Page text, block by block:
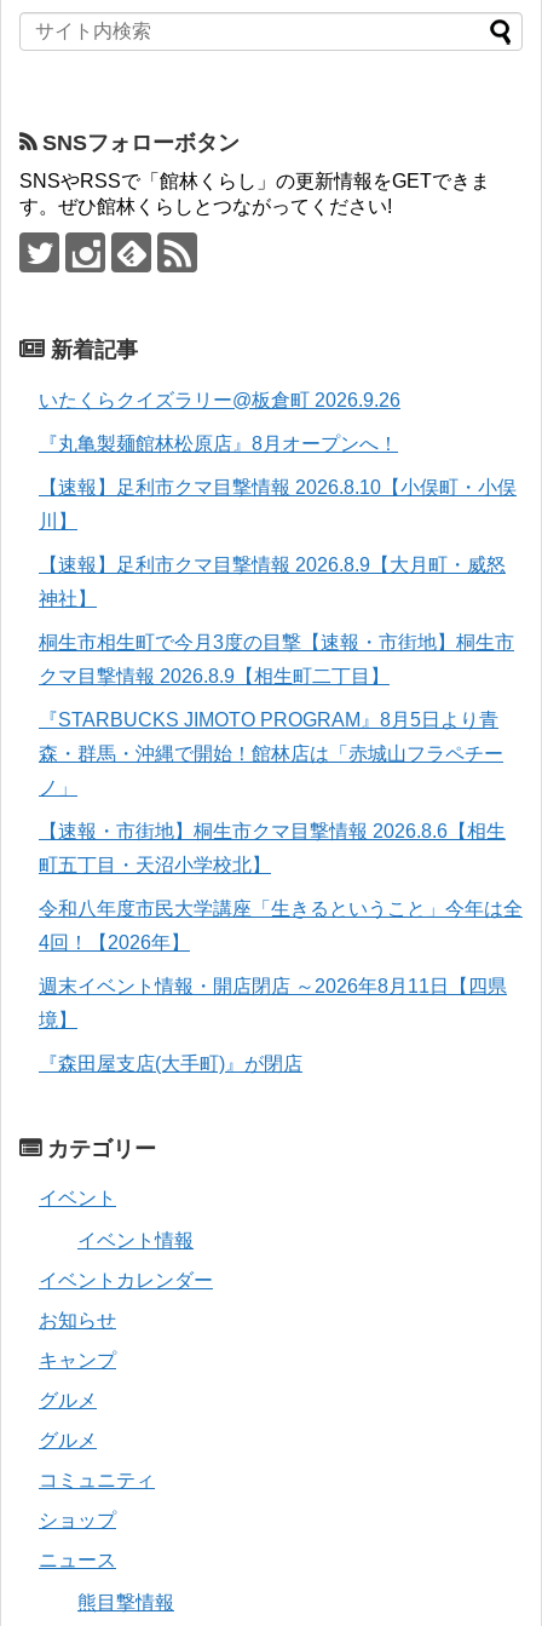
SNSフォローボタン
SNSやRSSで「館林くらし」の更新情報をGETできま
す。ぜひ館林くらしとつながってください!
新着記事
いたくらクイズラリー@板倉町 2026.9.26
『丸亀製麺館林松原店』8月オープンへ！
【速報】足利市クマ目撃情報 2026.8.10【小俣町・小俣
川】
【速報】足利市クマ目撃情報 2026.8.9【大月町・威怒
神社】
桐生市相生町で今月3度の目撃【速報・市街地】桐生市
クマ目撃情報 2026.8.9【相生町二丁目】
『STARBUCKS JIMOTO PROGRAM』8月5日より青
森・群馬・沖縄で開始！館林店は「赤城山フラペチー
ノ」
【速報・市街地】桐生市クマ目撃情報 2026.8.6【相生
町五丁目・天沼小学校北】
令和八年度市民大学講座「生きるということ」今年は全
4回！【2026年】
週末イベント情報・開店閉店 ～2026年8月11日【四県
境】
『森田屋支店(大手町)』が閉店
カテゴリー
イベント
イベント情報
イベントカレンダー
お知らせ
キャンプ
グルメ
グルメ
コミュニティ
ショップ
ニュース
熊目撃情報